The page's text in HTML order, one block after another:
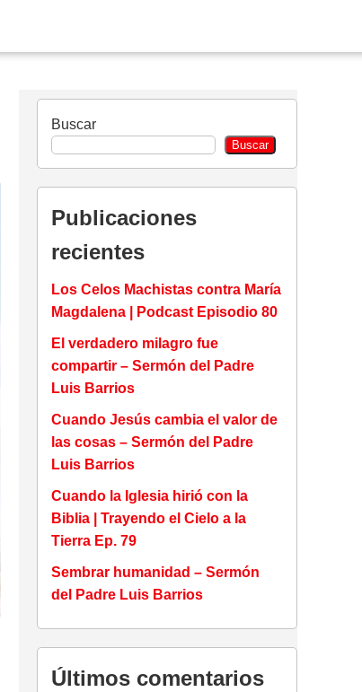
Buscar
Buscar
Publicaciones
recientes
Los Celos Machistas contra María
Magdalena | Podcast Episodio 80
El verdadero milagro fue
compartir – Sermón del Padre
Luis Barrios
Cuando Jesús cambia el valor de
las cosas – Sermón del Padre
Luis Barrios
Cuando la Iglesia hirió con la
Biblia | Trayendo el Cielo a la
Tierra Ep. 79
Sembrar humanidad – Sermón
del Padre Luis Barrios
Últimos comentarios